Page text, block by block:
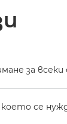
за
се